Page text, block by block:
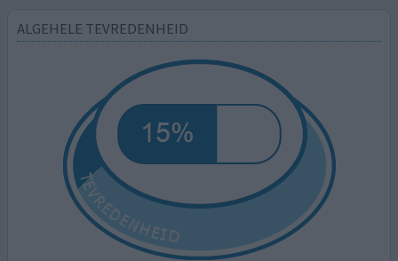
ALGEHELE TEVREDENHEID